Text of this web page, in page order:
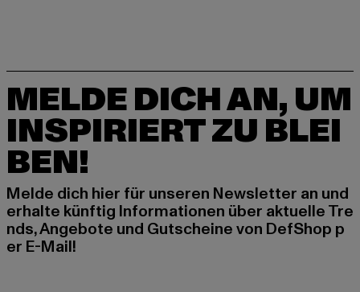
MELDE DICH AN, UM
INSPIRIERT ZU BLEI
BEN!
Melde dich hier für unseren Newsletter an und
erhalte künftig Informationen über aktuelle Tre
nds, Angebote und Gutscheine von DefShop p
er E-Mail!